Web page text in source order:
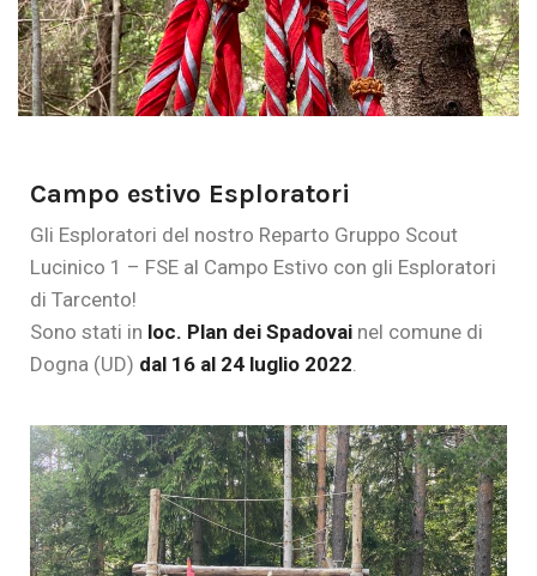
Campo estivo Esploratori
Gli Esploratori del nostro Reparto Gruppo Scout
Lucinico 1 – FSE al Campo Estivo con gli Esploratori
di Tarcento!
Sono stati in loc. Plan dei Spadovai nel comune di
Dogna (UD) dal 16 al 24 luglio 2022.